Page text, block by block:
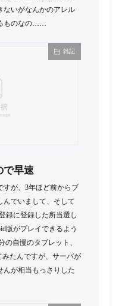
ないがなんかのアレル
ものなの……
雑記
で早速
すが、3年ほど前からブ
んでいまして、そして
録に登録した所当選し
版がプレイできるよう
の自慢のタブレット、
みたんですが、サーバが
んが相当もっさりした